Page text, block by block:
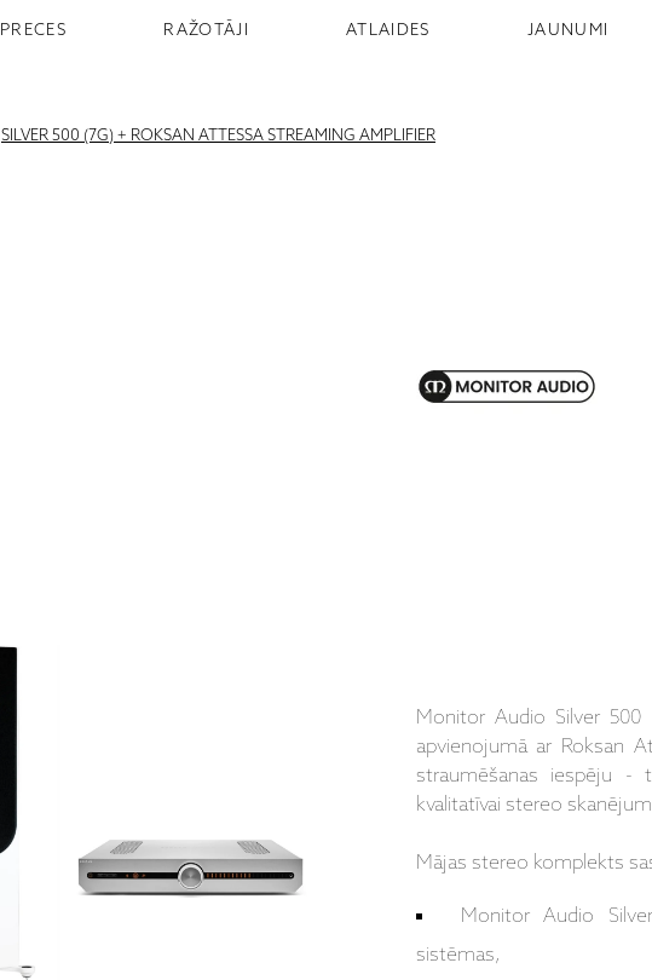
PRECES RAŽOTĀJI ATLAIDES JAUNUMI
SILVER 500 (7G) + ROKSAN ATTESSA STREAMING AMPLIFIER
Monitor Audio Silver 500
apvienojumā ar Roksan
straumēšanas iespēju -
kvalitatīvai stereo
Mājas stereo komplekts
Monitor Audio
sistēmas,